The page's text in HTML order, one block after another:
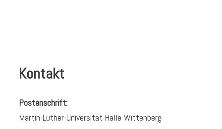
Kontakt
Postanschrift:
Martin-Luther-Universität Halle-Wittenberg